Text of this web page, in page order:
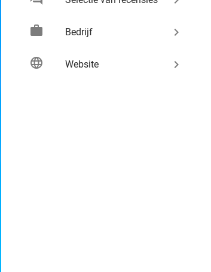
work Bedrijf keyboard_arrow_right
language Website keyboard_arrow_right